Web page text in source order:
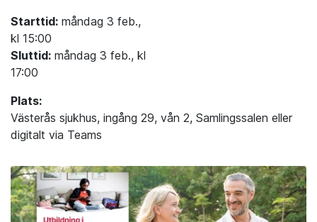
Starttid: måndag 3 feb.,
kl 15:00
Sluttid: måndag 3 feb., kl
17:00
Plats:
Västerås sjukhus, ingång 29, vån 2, Samlingssalen eller
digitalt via Teams